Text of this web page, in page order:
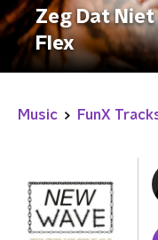
Zeg Dat
Flex
Music FunX